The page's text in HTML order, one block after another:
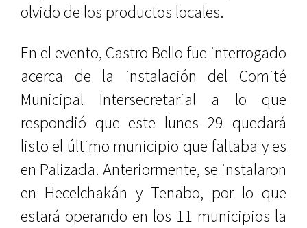
olvido de los productos locales.
En el evento, Castro Bello fue interrogado
acerca de la instalación del Comité
Municipal Intersecretarial a lo que
respondió que este lunes 29 quedará
listo el último municipio que faltaba y es
en Palizada. Anteriormente, se instalaron
en Hecelchakán y Tenabo, por lo que
estará operando en los 11 municipios la